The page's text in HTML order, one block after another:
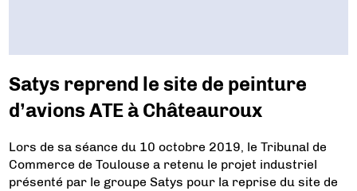
Satys reprend le site de peinture
d’avions ATE à Châteauroux
Lors de sa séance du 10 octobre 2019, le Tribunal de
Commerce de Toulouse a retenu le projet industriel
présenté par le groupe Satys pour la reprise du site de